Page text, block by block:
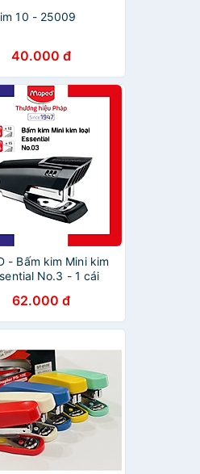
10 - 25009
40.000 đ
- Bấm kim Mini kim
No.3 - 1 cái
62.000 đ